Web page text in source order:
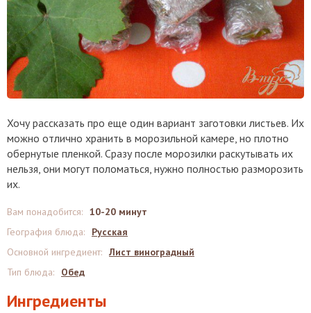
Хочу рассказать про еще один вариант заготовки листьев. Их
можно отлично хранить в морозильной камере, но плотно
обернутые пленкой. Сразу после морозилки раскутывать их
нельзя, они могут поломаться, нужно полностью разморозить
их.
Ингредиенты
Вам понадобится: 10-20 минут
География блюда:
Русская
Основной ингредиент: Лист виноградный
Тип блюда: Обед